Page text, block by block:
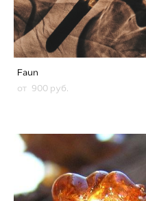
Faun
от 900 pуб.